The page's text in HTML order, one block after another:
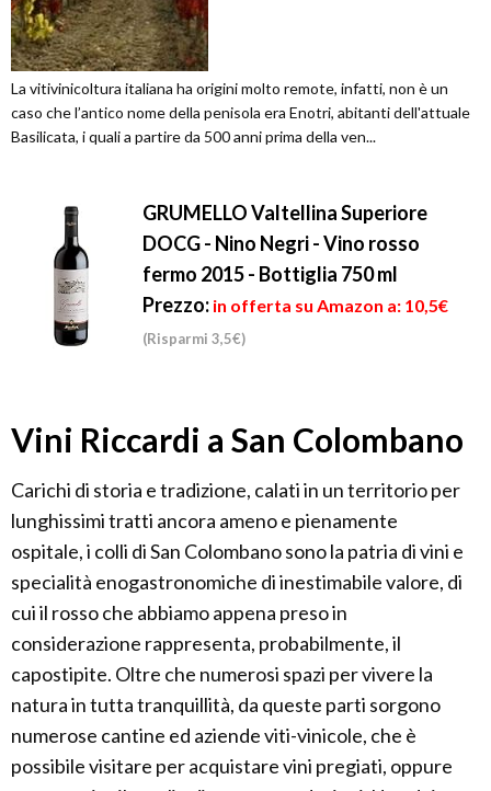
La vitivinicoltura italiana ha origini molto remote, infatti, non è un
caso che l’antico nome della penisola era Enotri, abitanti dell'attuale
Basilicata, i quali a partire da 500 anni prima della ven...
GRUMELLO Valtellina Superiore
DOCG - Nino Negri - Vino rosso
fermo 2015 - Bottiglia 750 ml
Prezzo: in offerta su Amazon a: 10,5€
(Risparmi 3,5€)
Vini Riccardi a San Colombano
Carichi di storia e tradizione, calati in un territorio per
lunghissimi tratti ancora ameno e pienamente
ospitale, i colli di San Colombano sono la patria di vini e
specialità enogastronomiche di inestimabile valore, di
cui il rosso che abbiamo appena preso in
considerazione rappresenta, probabilmente, il
capostipite. Oltre che numerosi spazi per vivere la
natura in tutta tranquillità, da queste parti sorgono
numerose cantine ed aziende viti-vinicole, che è
possibile visitare per acquistare vini pregiati, oppure